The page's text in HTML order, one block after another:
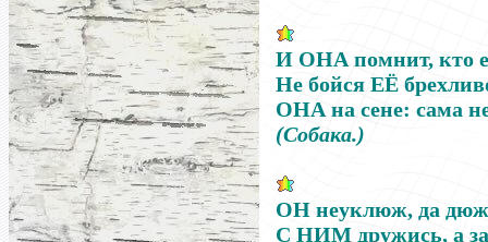
И ОНА помнит, кто
Не бойся ЕЁ
ОНА на сене: сама
(Собака.)
ОН неуклюж, да
С НИМ дружись, а